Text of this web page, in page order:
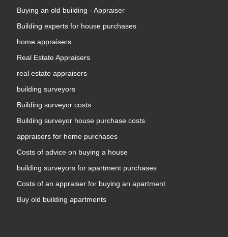
Buying an old building - Appraiser
Building experts for house purchases
home appraisers
Real Estate Appraisers
real estate appraisers
building surveyors
Building surveyor costs
Building surveyor house purchase costs
appraisers for home purchases
Costs of advice on buying a house
building surveyors for apartment purchases
Costs of an appraiser for buying an apartment
Buy old building apartments